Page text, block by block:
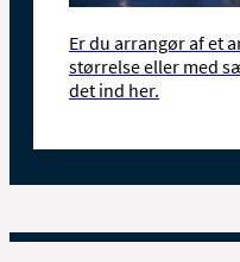
Er du arrangør afet
størrelse eller med
det ind her.